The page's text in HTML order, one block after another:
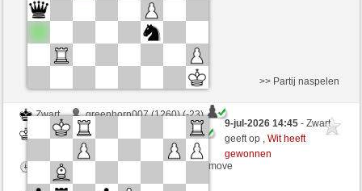
Zwart
greenhorn007 (1260) (-23)
CienFuego (1108) (+27)
Speelduur: 8 minutes/side + 0 seconds/move
>> Partij naspelen
9-jul-2026 14:45- Zwart
geeft op ,Wit heeft
gewonnen